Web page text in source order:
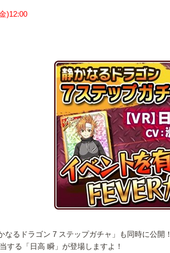
)12:00
るドラゴン 7 ステップガチャ」も同時に公開！
する「日高 瞬」が登場しますよ！